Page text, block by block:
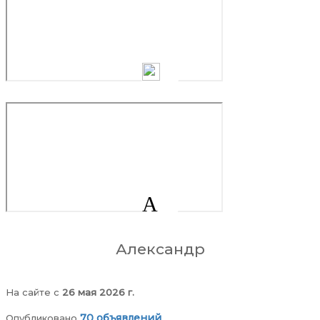
А
Александр
На сайте c 26 мая 2026 г.